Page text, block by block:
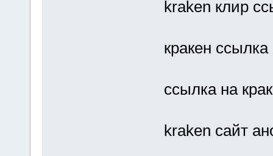
kraken клир
кракен
ссылка на
kraken сайт